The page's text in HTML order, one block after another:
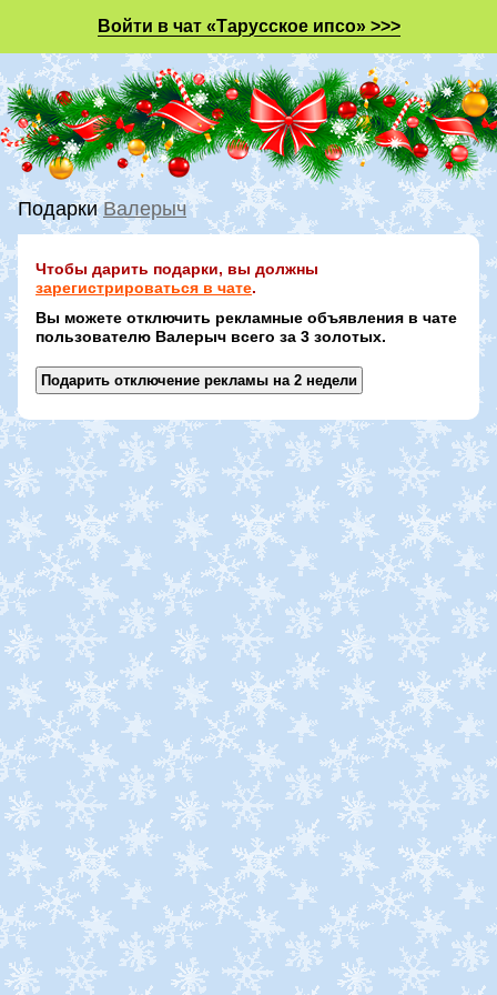
Войти в чат «Тарусское ипсо» >>>
ПодаркиВалерыч
Чтобы дарить подарки, вы должны
зарегистрироваться в чате.
Вы можете отключить рекламные объявления в чате
пользователю Валерыч всего за 3 золотых.